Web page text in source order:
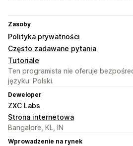
Zasoby
Polityka prywatności
Często zadawane pytania
Tutoriale
Ten programista nie oferuje
języku: Polski.
Deweloper
ZXC Labs
Strona internetowa
Bangalore, KL, IN
Wprowadzenie na rynek